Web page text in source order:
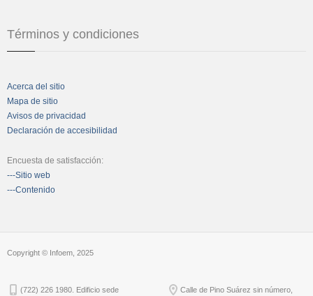
Términos y condiciones
Acerca del sitio
Mapa de sitio
Avisos de privacidad
Declaración de accesibilidad
Encuesta de satisfacción:
---Sitio web
---Contenido
Copyright © Infoem, 2025
(722) 226 1980. Edificio sede
Calle de Pino Suárez sin número,